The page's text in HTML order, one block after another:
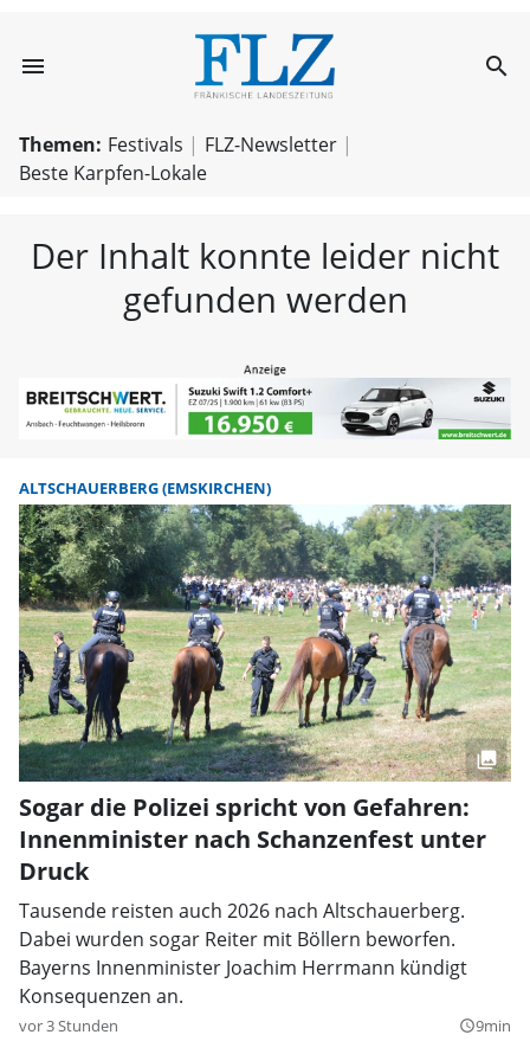
menu FLZ – search
Themen: Festivals
FLZ-Newsletter
Beste Karpfen-Lokale
Der Inhalt konnte leider nicht
gefunden werden
ALTSCHAUERBERG (EMSKIRCHEN)
Sogar die Polizei spricht von Gefahren:
Innenminister nach Schanzenfest unter
Druck
Tausende reisten auch 2026 nach Altschauerberg.
Dabei wurden sogar Reiter mit Böllern beworfen.
Bayerns Innenminister Joachim Herrmann kündigt
Konsequenzen an.
vor 3 Stunden query_builder9min